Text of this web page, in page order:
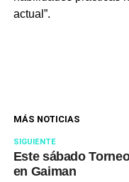
actual”.
MÁS NOTICIAS
SIGUIENTE
Este sábado
en Gaiman